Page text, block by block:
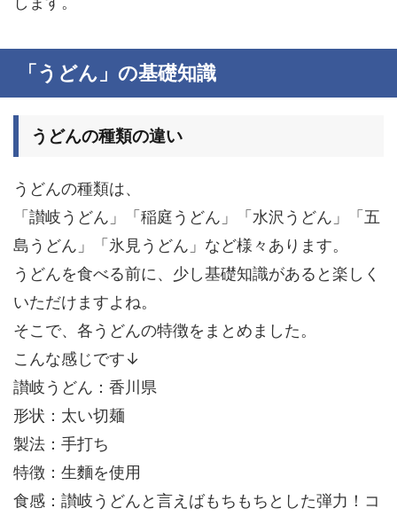
「うどん」の基礎知識
うどんの種類の違い
うどんの種類は、
「讃岐うどん」「稲庭うどん」「水沢うどん」「五
島うどん」「氷見うどん」など様々あります。
うどんを食べる前に、少し基礎知識があると楽しく
いただけますよね。
そこで、各うどんの特徴をまとめました。
こんな感じです↓
讃岐うどん：香川県
形状：太い切麺
製法：手打ち
特徴：生麵を使用
食感：讃岐うどんと言えばもちもちとした弾力！コ